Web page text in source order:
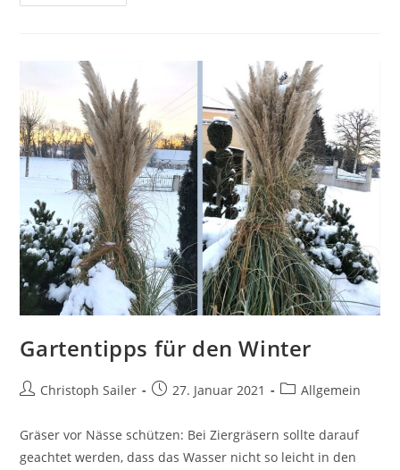
Traumurlaub
eigenen
Garten
genießen
Gartentipps für den Winter
Beitrags-
Christoph Sailer
Beitrag27. Januar 2021
Beitrags-
Allgemein
Gräser vor Nässe schützen: Bei Ziergräsern sollte darauf
geachtet werden, dass das Wasser nicht so leicht in den